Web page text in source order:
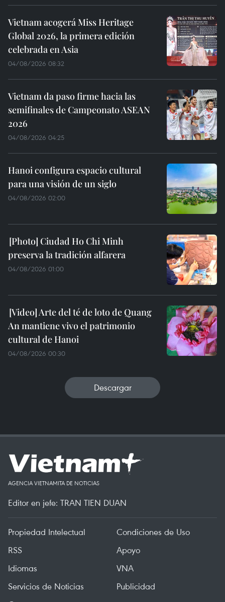
Vietnam acogerá Miss Heritage
Global 2026, la primera edición
celebrada en Asia
04/08/2026 08:32
Vietnam da paso firme hacia las
semifinales de Campeonato ASEAN
2026
04/08/2026 04:25
Hanoi configura espacio cultural
para una visión de un siglo
04/08/2026 02:00
Ciudad Ho Chi Minh
preserva la tradición alfarera
04/08/2026 01:00
Arte del té de loto de Quang
An mantiene vivo el patrimonio
cultural de Hanoi
04/08/2026 00:30
Descargar
AGENCIA VIETNAMITA DE NOTICIAS
Editor en jefe: TRAN TIEN DUAN
Propiedad Intelectual
Condiciones de Uso
RSS
Apoyo
Idiomas
VNA
Servicios de Noticias
Publicidad